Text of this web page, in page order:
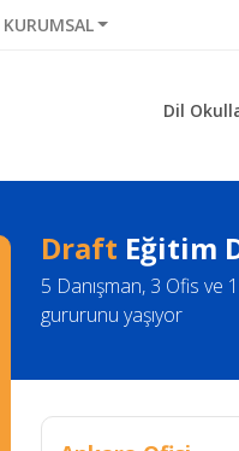
KURUMSAL
Dil
Draft Eğitim
5 Danışman, 3 Ofis ve
gururunu yaşıyor